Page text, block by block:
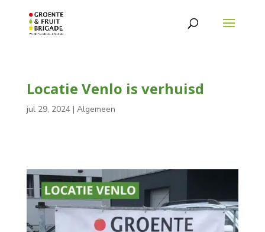
Locatie Venlo is verhuisd
jul 29, 2024| Algemeen